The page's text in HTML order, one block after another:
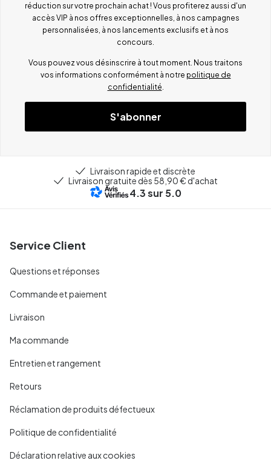
réduction sur votre prochain achat ! Vous profiterez aussi d'un
accès VIP à nos offres exceptionnelles, à nos campagnes
personnalisées, à nos lancements exclusifs et à nos
concours.
Vous pouvez vous désinscrire à tout moment. Nous traitons
vos informations conformément à notre politique de
confidentialité
S'abonner
Livraison rapide et discrète
Livraison gratuite dès 58,90 € d'achat
4.3sur 5.0
Service Client
Questions et réponses
Commande et paiement
Livraison
Ma commande
Entretien et rangement
Retours
Réclamation de produits défectueux
Politique de confidentialité
Déclaration relative aux cookies